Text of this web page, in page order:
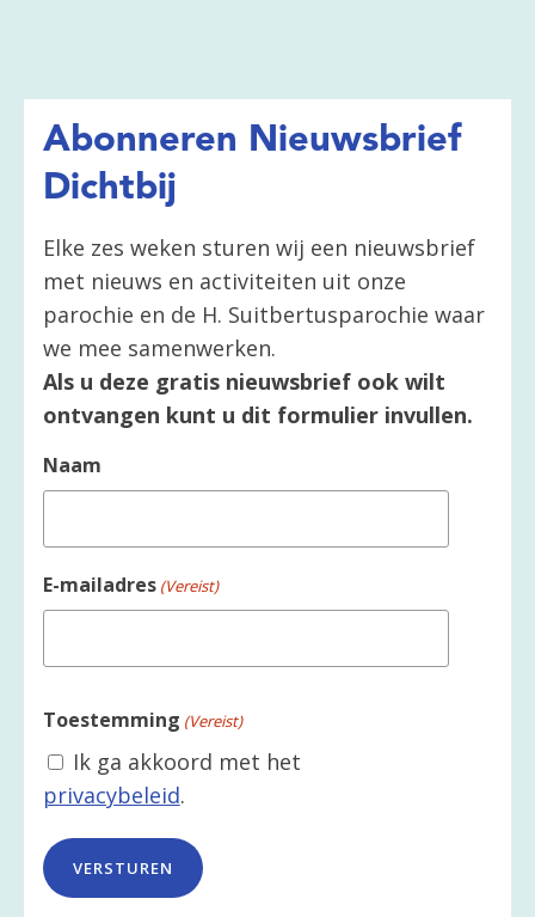
Abonneren Nieuwsbrief
Dichtbij
Elke zes weken sturen wij een nieuwsbrief
met nieuws en activiteiten uit onze
parochie en de H. Suitbertusparochie waar
we mee samenwerken.
Als u deze gratis nieuwsbrief ook wilt
ontvangen kunt u dit formulier invullen.
Naam
E-mailadres (Vereist)
Toestemming (Vereist)
Ik ga akkoord met het
privacybeleid.